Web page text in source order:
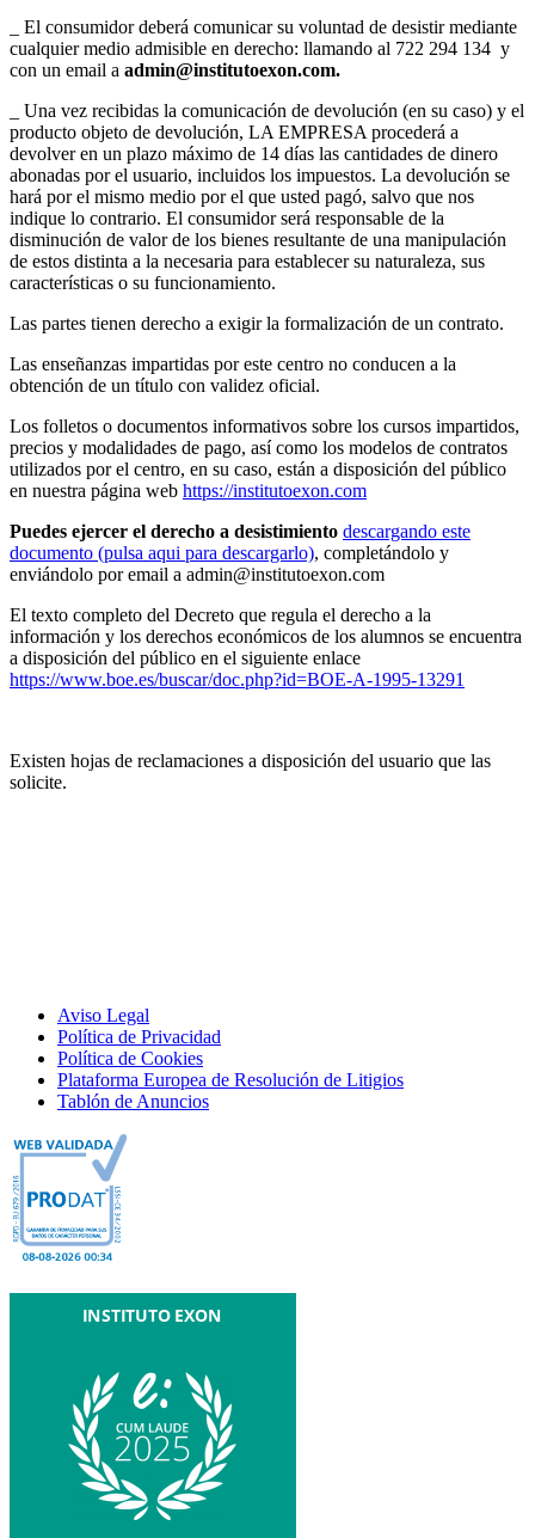
_ El consumidor deberá comunicar su voluntad de desistir mediante
cualquier medio admisible en derecho: llamando al 722 294 134 y
con un email a admin@institutoexon.com.
­­_ Una vez recibidas la comunicación de devolución (en su caso) y el
producto objeto de devolución, LA EMPRESA procederá a
devolver en un plazo máximo de 14 días las cantidades de dinero
abonadas por el usuario, incluidos los impuestos. La devolución se
hará por el mismo medio por el que usted pagó, salvo que nos
indique lo contrario. El consumidor será responsable de la
disminución de valor de los bienes resultante de una manipulación
de estos distinta a la necesaria para establecer su naturaleza, sus
características o su funcionamiento.
Las partes tienen derecho a exigir la formalización de un contrato.
Las enseñanzas impartidas por este centro no conducen a la
obtención de un título con validez oficial.
Los folletos o documentos informativos sobre los cursos impartidos,
precios y modalidades de pago, así como los modelos de contratos
utilizados por el centro, en su caso, están a disposición del público
en nuestra página web https://institutoexon.com
Puedes ejercer el derecho a desistimiento descargando este
documento (pulsa aqui para descargarlo), completándolo y
enviándolo por email a admin@institutoexon.com
El texto completo del Decreto que regula el derecho a la
información y los derechos económicos de los alumnos se encuentra
a disposición del público en el siguiente enlace
https://www.boe.es/buscar/doc.php?id=BOE-A-1995-13291
Existen hojas de reclamaciones a disposición del usuario que las
solicite.
Aviso Legal
Política de Privacidad
Política de Cookies
Plataforma Europea de Resolución de Litigios
Tablón de Anuncios